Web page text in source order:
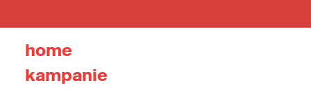
home
kampanie